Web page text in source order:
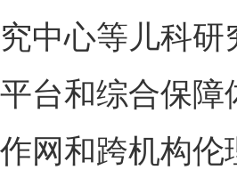
中心等儿科
台和综合保
网和跨机构